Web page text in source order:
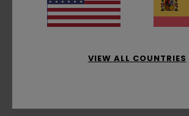
25. mayo 2026VIEW ALL COUNTRIES